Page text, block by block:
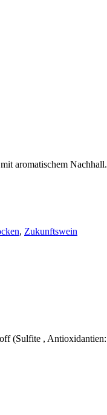
aromatischem Nachhall.
, Zukunftswein
(Sulfite , Antioxidantien: